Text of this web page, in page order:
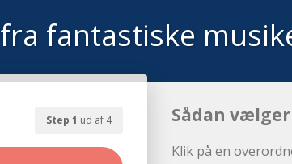
fra fantastiske
Step 1 ud af 4 Sådan
Klik på en